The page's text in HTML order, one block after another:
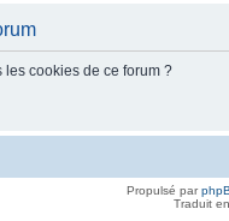
les cookies de ce forum ?
Propulsé par
Traduit